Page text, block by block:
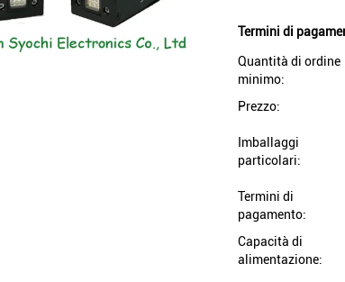
Termini di
Quantità di ordine
minimo:
Prezzo:
Imballaggi
particolari:
Termini di
pagamento:
Capacità di
alimentazione: